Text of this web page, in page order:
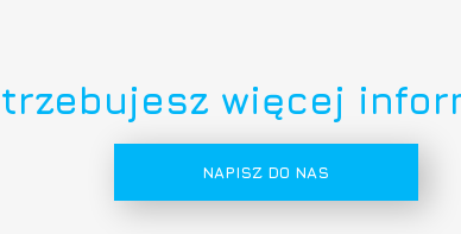
więcej
NAPISZ DO NAS